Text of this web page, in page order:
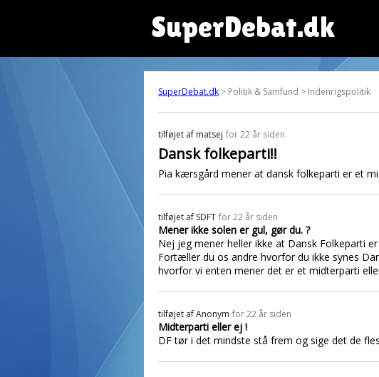
SuperDebat.dk
SuperDebat.dk > Politik & Samfund > Indenrigspolitik
tilføjet af matsej for 22 år siden
Dansk folkeparti!!
Pia kærsgård mener at dansk folkeparti er et
tilføjet af SDFT for 22 år siden
Mener ikke solen er gul, gør du. ?
Nej jeg mener heller ikke at Dansk Folkeparti
Fortæller du os andre hvorfor du ikke synes
hvorfor vi enten mener det er et midterparti
tilføjet afAnonym for 22 år siden
Midterparti eller ej !
DF tør i det mindste stå frem og sige det de